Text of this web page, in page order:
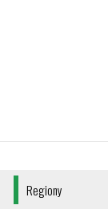
Regiony